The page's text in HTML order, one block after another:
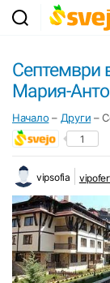
Септември
Мария-
Начало – Други –
1
vipsofia